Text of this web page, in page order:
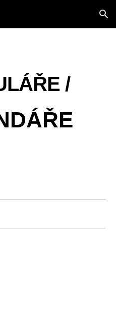
Skip to navigation
/